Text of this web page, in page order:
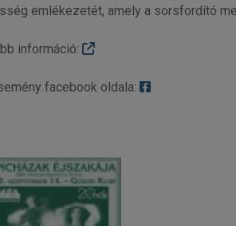
emlékezetét, amely a sorsfordító
információ:
facebook oldala: